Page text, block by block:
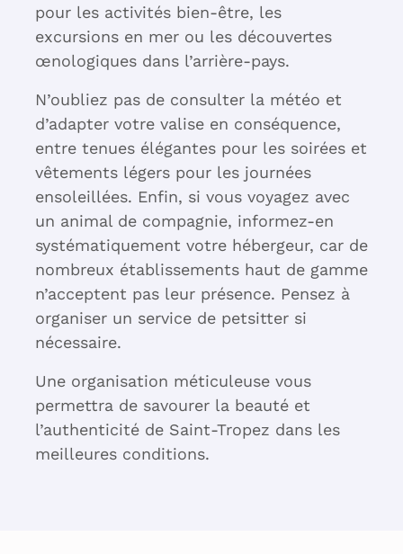
pour les activités bien-être, les
excursions en mer ou les découvertes
œnologiques dans l’arrière-pays.
N’oubliez pas de consulter la météo et
d’adapter votre valise en conséquence,
entre tenues élégantes pour les soirées et
vêtements légers pour les journées
ensoleillées. Enfin, si vous voyagez avec
un animal de compagnie, informez-en
systématiquement votre hébergeur, car de
nombreux établissements haut de gamme
n’acceptent pas leur présence. Pensez à
organiser un service de petsitter si
nécessaire.
Une organisation méticuleuse vous
permettra de savourer la beauté et
l’authenticité de Saint-Tropez dans les
meilleures conditions.